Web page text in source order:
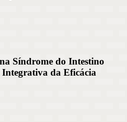
Síndrome do Intestino
da Eficácia